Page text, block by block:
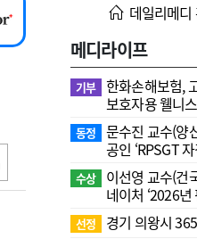
지침·기준·평가
데일리메디
메디라이프
기부 한화손해보험,
보호자용 웰니
동정
문수진 교수( 양
공인 ‘RPSGT
수상
이선영 교수(건
네이처 ‘2026년
선정 경기 의왕시